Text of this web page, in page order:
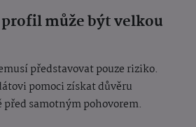
může být velkou
představovat pouze riziko.
pomoci získat důvěru
samotným pohovorem.